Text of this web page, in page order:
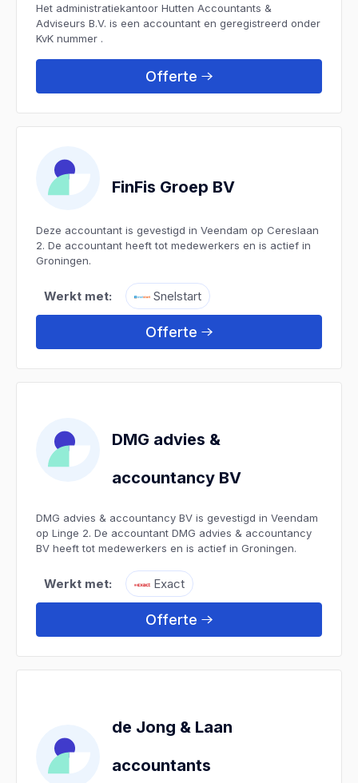
Het administratiekantoor Hutten Accountants &
Adviseurs B.V. is een accountant en geregistreerd onder
KvK nummer .
Offerte
FinFis Groep BV
Deze accountant is gevestigd in Veendam op Cereslaan
2. De accountant heeft tot medewerkers en is actief in
Groningen.
Werkt met: Snelstart
Offerte
DMG advies &
accountancy BV
DMG advies & accountancy BV is gevestigd in Veendam
op Linge 2. De accountant DMG advies & accountancy
BV heeft tot medewerkers en is actief in Groningen.
Werkt met: Exact
Offerte
de Jong & Laan
accountants